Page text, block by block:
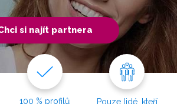
si najít partnera
100 % profilů
Pouze lidé, kteří